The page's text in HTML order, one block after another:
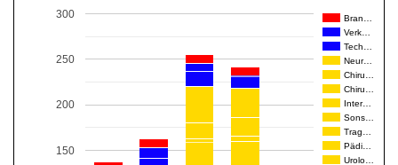
Bran…
Verk…
Tech…
Neur…
Chiru…
Chiru…
Inter…
Sons…
Trag…
Pädi…
Urolo…
150
200
250
300